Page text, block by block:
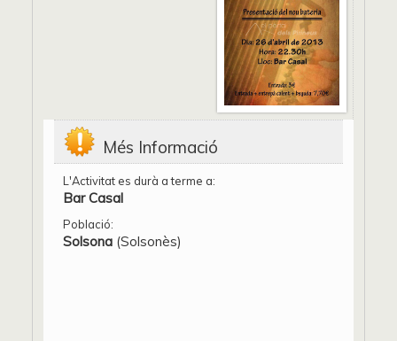
Més Informació
L'Activitat es durà a terme a:
Bar Casal
Població:
Solsona (Solsonès)